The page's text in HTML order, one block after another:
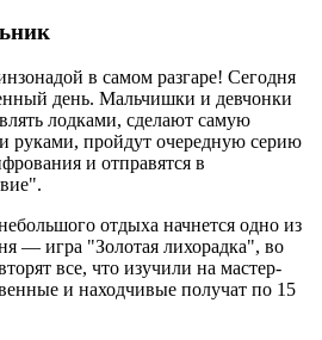
в самом разгаре! Сегодня
день. Мальчишки и девчонки
лодками, сделают самую
руками, пройдут очередную серию
и отправятся в
отдыха начнется одно из
— игра "Золотая лихорадка", во
все, что изучили на мастер-
и находчивые получат по 15